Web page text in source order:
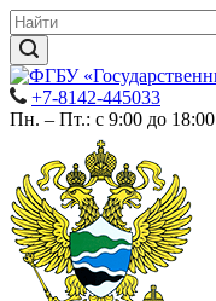
+7-8142-445033
Пн. – Пт.: с 9:00 до 18:00